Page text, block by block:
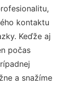
kontaktu
Keďže aj
počas
a snažíme